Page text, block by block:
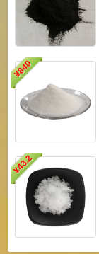
¥
840
¥
43.2